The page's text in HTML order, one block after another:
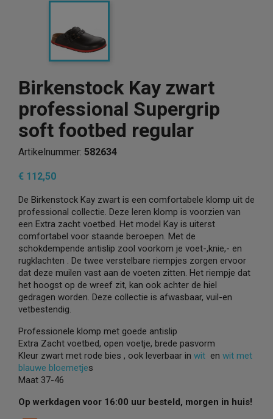
Birkenstock Kay zwart
professional Supergrip
soft footbed regular
Artikelnummer: 582634
€ 112,50
De Birkenstock Kay zwart is een comfortabele klomp uit de
professional collectie. Deze leren klomp is voorzien van
een Extra zacht voetbed. Het model Kay is uiterst
comfortabel voor staande beroepen. Met de
schokdempende antislip zool voorkom je voet-,knie,- en
rugklachten . De twee verstelbare riempjes zorgen ervoor
dat deze muilen vast aan de voeten zitten. Het riempje dat
het hoogst op de wreef zit, kan ook achter de hiel
gedragen worden. Deze collectie is afwasbaar, vuil-en
vetbestendig.
Professionele klomp met goede antislip
Extra Zacht voetbed, open voetje, brede pasvorm
Kleur zwart met rode bies , ook leverbaar in wit en wit met
blauwe bloemetjes
Maat 37-46
Op werkdagen voor 16:00 uur besteld, morgen in huis!